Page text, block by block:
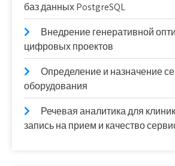
баз данных PostgreSQL
Внедрение генеративной
цифровых проектов
Определение и назначение
оборудования
Речевая аналитика для
запись на прием и качество